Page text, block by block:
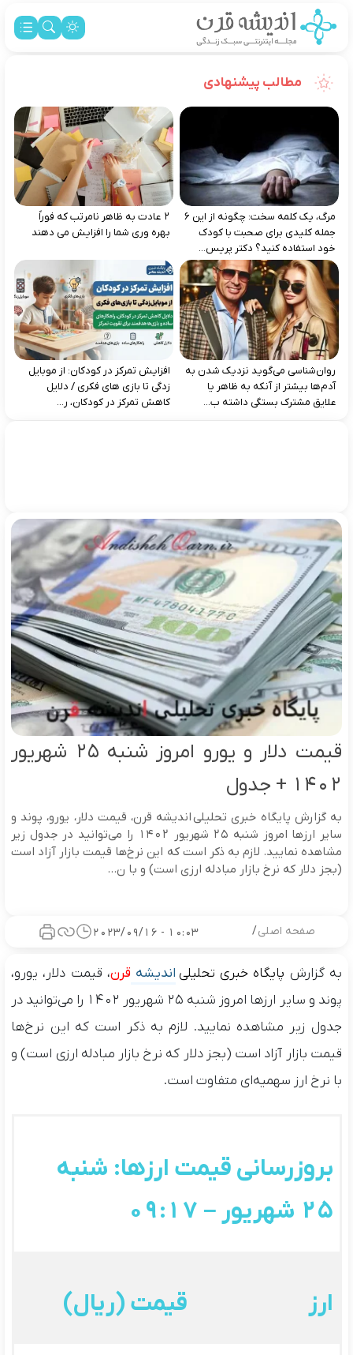
صفحه اصلی/
10:03 - 2023/09/16
قیمت دلار و یورو امروز شنبه ۲۵ شهریور
۱۴۰۲ + جدول
به گزارش پایگاه خبری تحلیلی اندیشه قرن، قیمت دلار، یورو، پوند و
سایر ارز‌ها امروز شنبه ۲۵ شهریور ۱۴۰۲ را می‌توانید در جدول زیر
مشاهده نمایید. لازم به ذکر است که این نرخ‌ها قیمت بازار آزاد است
(بجز دلار که نرخ بازار مبادله ارزی است) و با ن...
مطالب پیشنهادی
مرگ، یک کلمه سخت: چگونه از این ۶
جمله کلیدی برای صحبت با کودک
خود استفاده کنید؟ دکتر پریس...
۲ عادت به‌ ظاهر نامرتب که فوراً
بهره‌ وری شما را افزایش می‌ دهند
روان‌شناسی می‌گوید نزدیک شدن به
آدم‌ها بیشتر از آنکه به ظاهر یا
علایق مشترک بستگی داشته ب...
افزایش تمرکز در کودکان: از موبایل‌
زدگی تا بازی‌ های فکری / دلایل
کاهش تمرکز در کودکان، ر...
به گزارش پایگاه خبری تحلیلی اندیشه قرن، قیمت دلار، یورو،
پوند و سایر ارز‌ها امروز شنبه ۲۵ شهریور ۱۴۰۲ را می‌توانید در
جدول زیر مشاهده نمایید. لازم به ذکر است که این نرخ‌ها
قیمت بازار آزاد است (بجز دلار که نرخ بازار مبادله ارزی است) و
با نرخ ارز سهمیه‌ای متفاوت است.
بروزرسانی قیمت ارزها: شنبه
25 شهریور – 09:17
ارز قیمت (ریال)